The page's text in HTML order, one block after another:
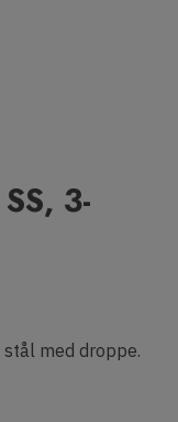
3-
med droppe.